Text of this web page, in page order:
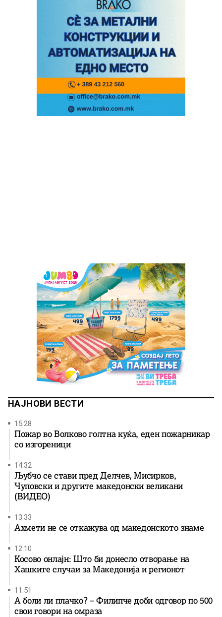
НАЈНОВИ ВЕСТИ
15:28
Пожар во Волково голтна куќа, еден пожарникар
со изгореници
14:32
Љубчо се стави пред Делчев, Мисирков,
Чуповски и другите македонски великани
(ВИДЕО)
13:33
Ахмети не се откажува од македонското знаме
12:10
Косово онлајн: Што би донесло отворање на
Хашките случаи за Македонија и регионот
11:51
А боли ли плачко? – Филипче доби одговор по 500
свои говори на омраза